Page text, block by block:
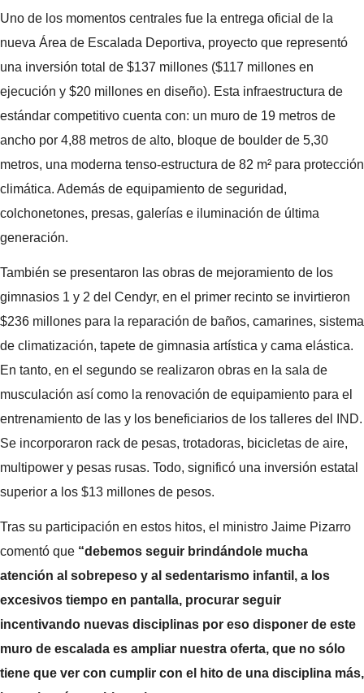
Uno de los momentos centrales fue la entrega oficial de la
nueva Área de Escalada Deportiva, proyecto que representó
una inversión total de $137 millones ($117 millones en
ejecución y $20 millones en diseño). Esta infraestructura de
estándar competitivo cuenta con: un muro de 19 metros de
ancho por 4,88 metros de alto, bloque de boulder de 5,30
metros, una moderna tenso-estructura de 82 m² para protección
climática. Además de equipamiento de seguridad,
colchonetones, presas, galerías e iluminación de última
generación.
También se presentaron las obras de mejoramiento de los
gimnasios 1 y 2 del Cendyr, en el primer recinto se invirtieron
$236 millones para la reparación de baños, camarines, sistema
de climatización, tapete de gimnasia artística y cama elástica.
En tanto, en el segundo se realizaron obras en la sala de
musculación así como la renovación de equipamiento para el
entrenamiento de las y los beneficiarios de los talleres del IND.
Se incorporaron rack de pesas, trotadoras, bicicletas de aire,
multipower y pesas rusas. Todo, significó una inversión estatal
superior a los $13 millones de pesos.
Tras su participación en estos hitos, el ministro Jaime Pizarro
comentó que “debemos seguir brindándole mucha
atención al sobrepeso y al sedentarismo infantil, a los
excesivos tiempo en pantalla, procurar seguir
incentivando nuevas disciplinas por eso disponer de este
muro de escalada es ampliar nuestra oferta, que no sólo
tiene que ver con cumplir con el hito de una disciplina más,